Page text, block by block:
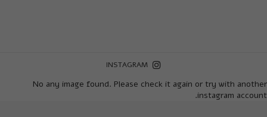
INSTAGRAM
No any image found. Please check it again or try with another
instagram account.